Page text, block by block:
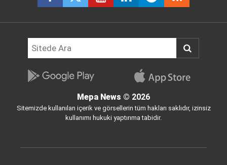
Mepa News © 2026
Sitemizde kullanılan içerik ve görsellerin tüm hakları saklıdır, izinsiz
kullanımı hukuki yaptırıma tabidir.